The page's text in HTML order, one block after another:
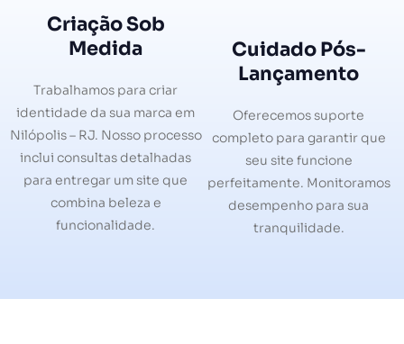
Criação Sob
Medida
Trabalhamos para criar
identidade da sua marca em
Nilópolis – RJ. Nosso processo
inclui consultas detalhadas
para entregar um site que
combina beleza e
funcionalidade.
Cuidado Pós-
Lançamento
Oferecemos suporte
completo para garantir que
seu site funcione
perfeitamente. Monitoramos
desempenho para sua
tranquilidade.